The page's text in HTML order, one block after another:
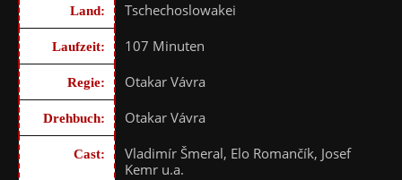
Land: Tschechoslowakei
Laufzeit: 107 Minuten
Regie: Otakar Vávra
Drehbuch: Otakar Vávra
Cast:
Vladimír Šmeral, Elo Romančík, Josef
Kemr u.a.